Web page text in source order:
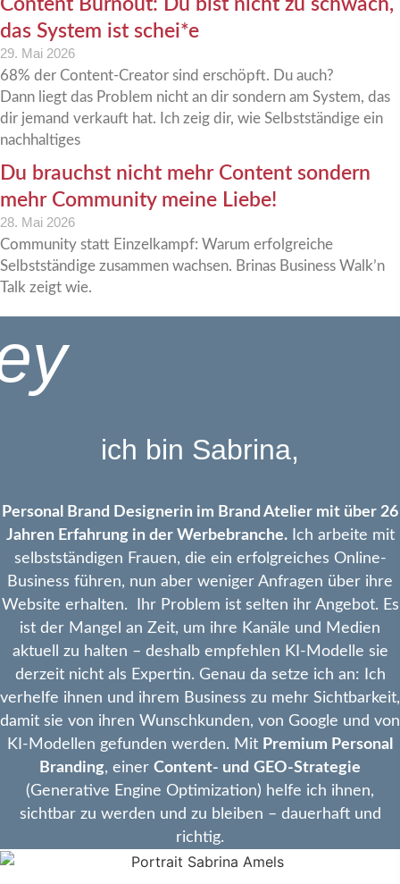
Content Burnout: Du bist nicht zu schwach,
das System ist schei*e
29. Mai 2026
68% der Content-Creator sind erschöpft. Du auch?
Dann liegt das Problem nicht an dir sondern am System, das
dir jemand verkauft hat. Ich zeig dir, wie Selbstständige ein
nachhaltiges
Du brauchst nicht mehr Content sondern
mehr Community meine Liebe!
28. Mai 2026
Community statt Einzelkampf: Warum erfolgreiche
Selbstständige zusammen wachsen. Brinas Business Walk’n
Talk zeigt wie.
ich bin Sabrina,
Personal Brand Designerin im Brand Atelier mit über 26
Jahren Erfahrung in der Werbebranche.Ich arbeite mit
selbstständigen Frauen, die ein erfolgreiches Online-
Business führen, nun aber weniger Anfragen über ihre
Website erhalten. Ihr Problem ist selten ihr Angebot. Es
ist der Mangel an Zeit, um ihre Kanäle und Medien
aktuell zu halten – deshalb empfehlen KI-Modelle sie
derzeit nicht als Expertin. Genau da setze ich an: Ich
verhelfe ihnen und ihrem Business zu mehr Sichtbarkeit,
damit sie von ihren Wunschkunden, von Google und von
KI-Modellen gefunden werden. Mit Premium Personal
Branding, einer Content- und GEO-Strategie
(Generative Engine Optimization) helfe ich ihnen,
sichtbar zu werden und zu bleiben – dauerhaft und
richtig.